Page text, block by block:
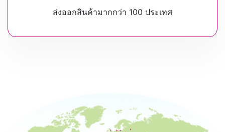
ส่งออกสินค้ามากกว่า 100 ประเทศ